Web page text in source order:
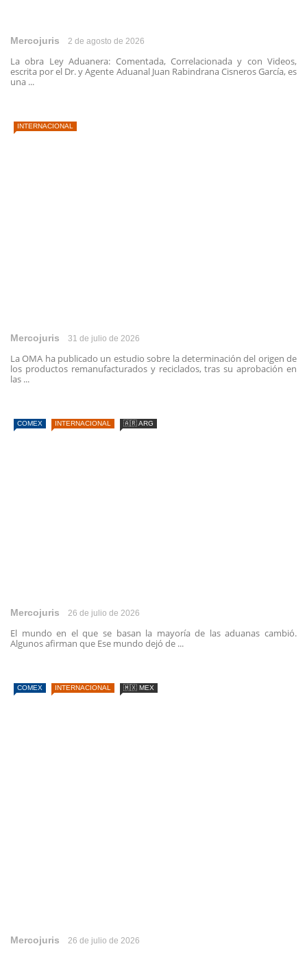
Mercojuris 2 de agosto de 2026
La obra Ley Aduanera: Comentada, Correlacionada y con Videos,
escrita por el Dr. y Agente Aduanal Juan Rabindrana Cisneros García, es
una ...
INTERNACIONAL
Mercojuris 31 de julio de 2026
La OMA ha publicado un estudio sobre la determinación del origen de
los productos remanufacturados y reciclados, tras su aprobación en
las ...
COMEX INTERNACIONAL 🇦🇷 ARG
Mercojuris 26 de julio de 2026
El mundo en el que se basan la mayoría de las aduanas cambió.
Algunos afirman que Ese mundo dejó de ...
COMEX INTERNACIONAL 🇲🇽 MEX
Mercojuris 26 de julio de 2026